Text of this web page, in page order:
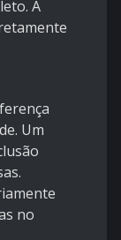
A
Um
no